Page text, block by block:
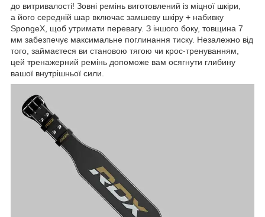
до витривалості! Зовні ремінь виготовлений із міцної шкіри,
а його середній шар включає замшеву шкіру + набивку
SpongeX, щоб утримати перевагу. З іншого боку, товщина 7
мм забезпечує максимальне поглинання тиску. Незалежно від
того, займаєтеся ви становою тягою чи крос-тренуванням,
цей тренажерний ремінь допоможе вам осягнути глибину
вашої внутрішньої сили.